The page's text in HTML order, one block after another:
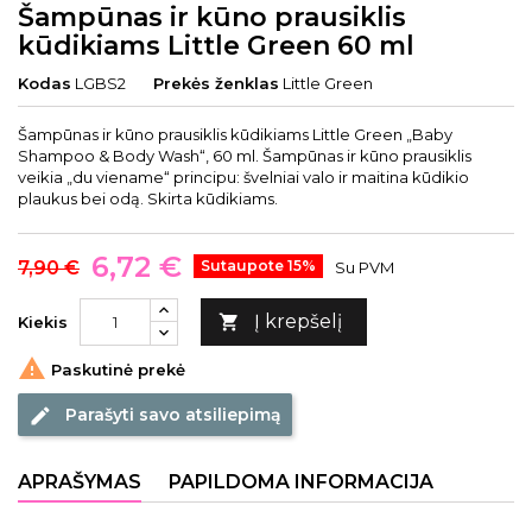
Šampūnas ir kūno prausiklis
kūdikiams Little Green 60 ml
Kodas LGBS2 Prekės ženklas Little Green
Šampūnas ir kūno prausiklis kūdikiams Little Green „Baby
Shampoo & Body Wash“, 60 ml. Šampūnas ir kūno prausiklis
veikia „du viename“ principu: švelniai valo ir maitina kūdikio
plaukus bei odą. Skirta kūdikiams.
7,90 € 6,72 € Sutaupote 15% Su PVM
Kiekis  Į krepšelį
 Paskutinė prekė
edit Parašyti savo atsiliepimą
APRAŠYMAS PAPILDOMA INFORMACIJA